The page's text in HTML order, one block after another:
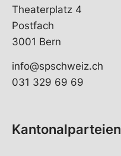
Theaterplatz 4
Postfach
3001 Bern
info@spschweiz.ch
031 329 69 69
Kantonalparteien